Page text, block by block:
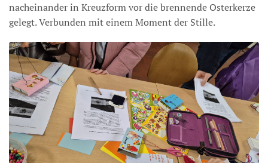
nacheinander in Kreuzform vor die brennende Osterkerze
gelegt. Verbunden mit einem Moment der Stille.